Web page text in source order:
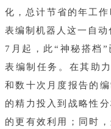
化，总计节省的年工
表编制机器人这一自
7月起，此“神秘搭档
表编制任务。在其助
和数十次月度报告的
的精力投入到战略性
的更有效利用；同时